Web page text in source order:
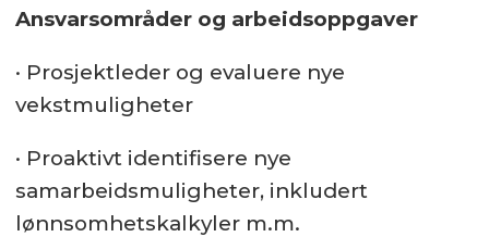
Ansvarsområder og arbeidsoppgaver
· Prosjektleder og evaluere nye
vekstmuligheter
· Proaktivt identifisere nye
samarbeidsmuligheter, inkludert
lønnsomhetskalkyler m.m.